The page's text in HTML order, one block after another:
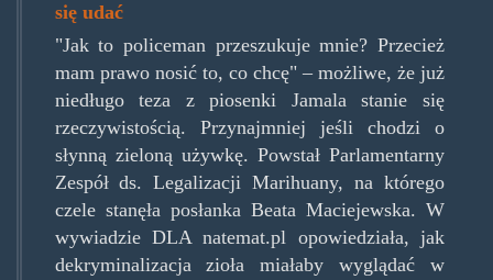
się udać
"Jak to policeman przeszukuje mnie? Przecież
mam prawo nosić to, co chcę" – możliwe, że już
niedługo teza z piosenki Jamala stanie się
rzeczywistością. Przynajmniej jeśli chodzi o
słynną zieloną używkę. Powstał Parlamentarny
Zespół ds. Legalizacji Marihuany, na którego
czele stanęła posłanka Beata Maciejewska. W
wywiadzie DLA natemat.pl opowiedziała, jak
dekryminalizacja zioła miałaby wyglądać w